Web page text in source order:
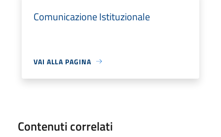
Comunicazione Istituzionale
VAI ALLA PAGINA
Contenuti correlati